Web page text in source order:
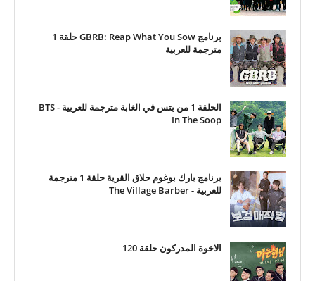
برنامج GBRB: Reap What You Sow حلقة 1
مترجمة للعربية
الحلقة 1 من بتس في الغابة مترجمة للعربية - BTS
In The Soop
برنامج بارك بوغوم حلاق القرية حلقة 1 مترجمة
للعربية - The Village Barber
الاخوة المدركون حلقة 120